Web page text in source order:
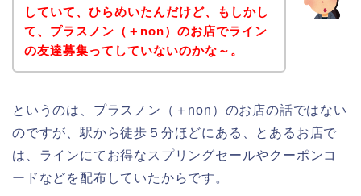
していて、ひらめいたんだけど、もしかし
て、プラスノン（＋non）のお店でライン
の友達募集ってしていないのかな～。
というのは、プラスノン（＋non）のお店の話ではない
のですが、駅から徒歩５分ほどにある、とあるお店で
は、ラインにてお得なスプリングセールやクーポンコ
ードなどを配布していたからです。